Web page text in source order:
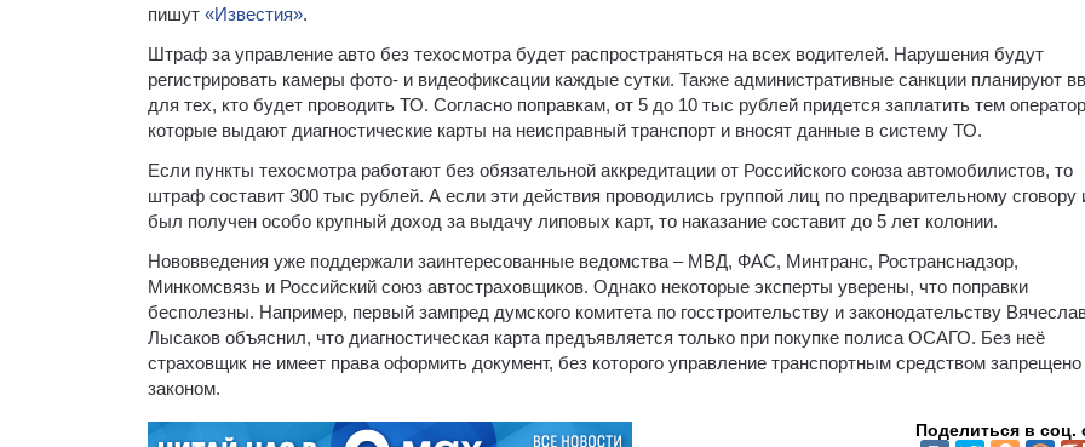
пишут «Известия».
Штраф за управление авто без техосмотра будет распространяться на всех водителей. Нарушения будут
регистрировать камеры фото- и видеофиксации каждые сутки. Также административные санкции планируют
для тех, кто будет проводить ТО. Согласно поправкам, от 5 до 10 тыс рублей придется заплатить тем
которые выдают диагностические карты на неисправный транспорт и вносят данные в систему ТО.
Если пункты техосмотра работают без обязательной аккредитации от Российского союза автомобилистов, то
штраф составит 300 тыс рублей. А если эти действия проводились группой лиц по предварительному сговору
был получен особо крупный доход за выдачу липовых карт, то наказание составит до 5 лет колонии.
Нововведения уже поддержали заинтересованные ведомства – МВД, ФАС, Минтранс, Ространснадзор,
Минкомсвязь и Российский союз автостраховщиков. Однако некоторые эксперты уверены, что поправки
бесполезны. Например, первый зампред думского комитета по госстроительству и законодательству
Лысаков объяснил, что диагностическая карта предъявляется только при покупке полиса ОСАГО. Без неё
страховщик не имеет права оформить документ, без которого управление транспортным средством запрещено
законом.
Поделиться в соц.